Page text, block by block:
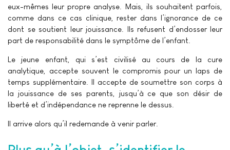
eux-mêmes leur propre analyse. Mais, ils souhaitent parfois,
comme dans ce cas clinique, rester dans l’ignorance de ce
dont se soutient leur jouissance. Ils refusent d’endosser leur
part de responsabilité dans le symptôme de l’enfant.
Le jeune enfant, qui s’est civilisé au cours de la cure
analytique, accepte souvent le compromis pour un laps de
temps supplémentaire. Il accepte de soumettre son corps à
la jouissance de ses parents, jusqu’à ce que son désir de
liberté et d’indépendance ne reprenne le dessus.
Il arrive alors qu’il redemande à venir parler.